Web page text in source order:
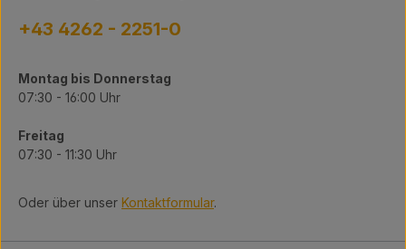
+43 4262 - 2251-0
Montag bis Donnerstag
07:30 - 16:00 Uhr
Freitag
07:30 - 11:30 Uhr
Oder über unser Kontaktformular.